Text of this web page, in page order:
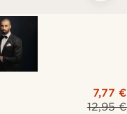
12,95 €
7,77 €